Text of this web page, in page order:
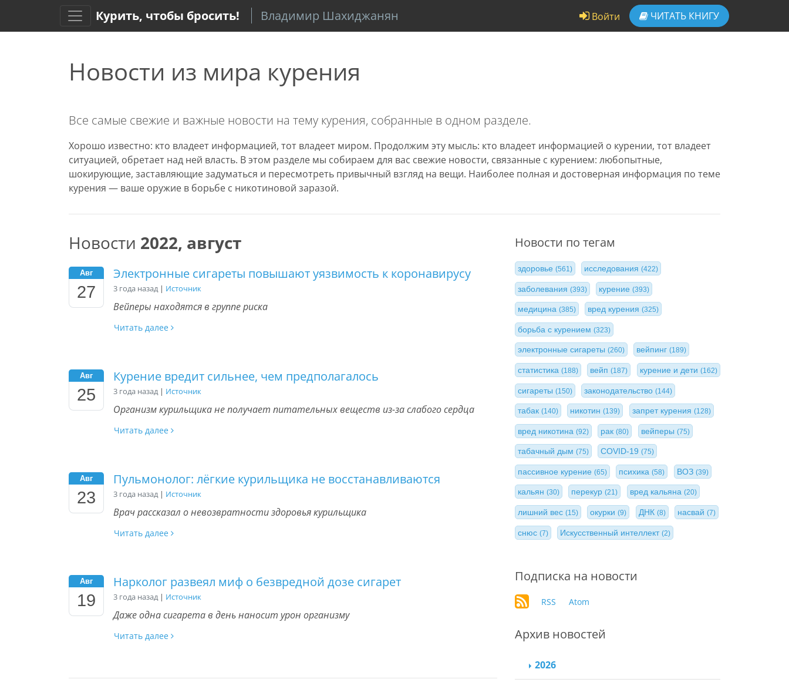
Курить, чтобы бросить! Владимир Шахиджанян Войти ЧИТАТЬ КНИГУ
Новости из мира курения
Все самые свежие и важные новости на тему курения, собранные в одном разделе.
Хорошо известно: кто владеет информацией, тот владеет миром. Продолжим эту мысль: кто владеет информацией о курении, тот владеет
ситуацией, обретает над ней власть. В этом разделе мы собираем для вас свежие новости, связанные с курением: любопытные,
шокирующие, заставляющие задуматься и пересмотреть привычный взгляд на вещи. Наиболее полная и достоверная информация по теме
курения — ваше оружие в борьбе с никотиновой заразой.
Новости 2022, август
Авг
27
Электронные сигареты повышают уязвимость к коронавирусу
3 года назад | Источник
Вейперы находятся в группе риска
Читать далее
Авг
25
Курение вредит сильнее, чем предполагалось
3 года назад | Источник
Организм курильщика не получает питательных веществ из-за слабого сердца
Читать далее
Авг
23
Пульмонолог: лёгкие курильщика не восстанавливаются
3 года назад | Источник
Врач рассказал о невозвратности здоровья курильщика
Читать далее
Авг
19
Нарколог развеял миф о безвредной дозе сигарет
3 года назад | Источник
Даже одна сигарета в день наносит урон организму
Читать далее
Новости по тегам
здоровье (561) исследования(422)
заболевания (393) курение(393)
медицина (385) вред курения(325)
борьба с курением (323)
электронные сигареты (260) вейпинг(189)
статистика (188) вейп(187) курение и дети (162)
сигареты (150) законодательство(144)
табак (140) никотин(139) запрет курения (128)
вред никотина (92) рак(80) вейперы (75)
табачный дым (75) COVID-19(75)
пассивное курение (65) психика(58) ВОЗ (39)
кальян (30) перекур(21) вред кальяна (20)
лишний вес (15) окурки(9) ДНК (8) насвай(7)
снюс (7) Искусственный интеллект(2)
Подписка на новости
RSS Atom
Архив новостей
2026